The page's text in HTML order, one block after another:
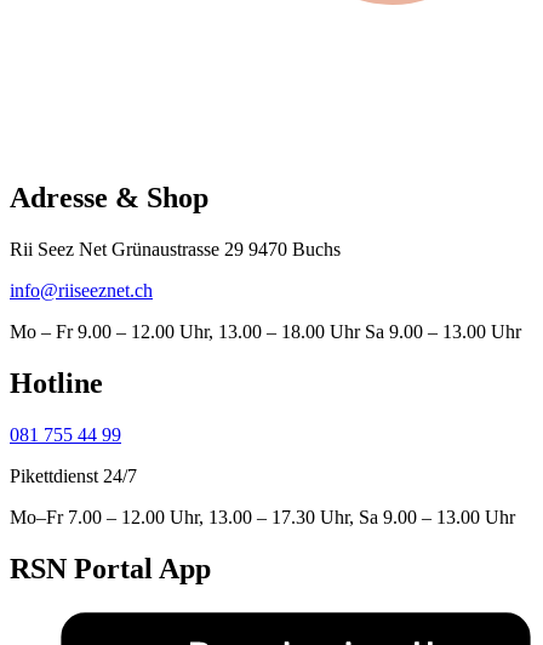
Adresse & Shop
Rii Seez Net Grünaustrasse 29 9470 Buchs
info@riiseeznet.ch
Mo – Fr 9.00 – 12.00 Uhr, 13.00 – 18.00 Uhr Sa 9.00 – 13.00 Uhr
Hotline
081 755 44 99
Pikettdienst 24/7
Mo–Fr 7.00 – 12.00 Uhr, 13.00 – 17.30 Uhr, Sa 9.00 – 13.00 Uhr
RSN Portal App